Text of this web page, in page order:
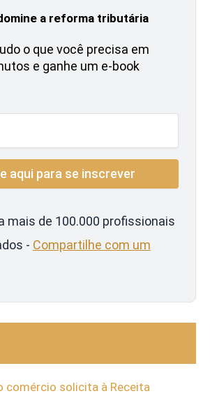
a reforma tributária
o que você precisa em
e ganhe um e-book
mais de 100.000 profissionais
- Compartilhe com um
comércio solicita à Receita